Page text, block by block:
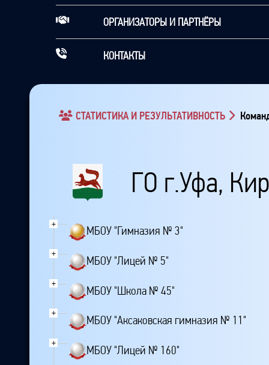
ОРГАНИЗАТОРЫ И ПАРТНЁРЫ
КОНТАКТЫ
СТАТИСТИКА И РЕЗУЛЬТАТИВНОСТЬ
ГО г.Уфа,
+
МБОУ "Гимназия № 3"
+
МБОУ "Лицей № 5"
+
МБОУ "Школа № 45"
+
МБОУ "Аксаковская гимназия № 11"
+
МБОУ "Лицей № 160"